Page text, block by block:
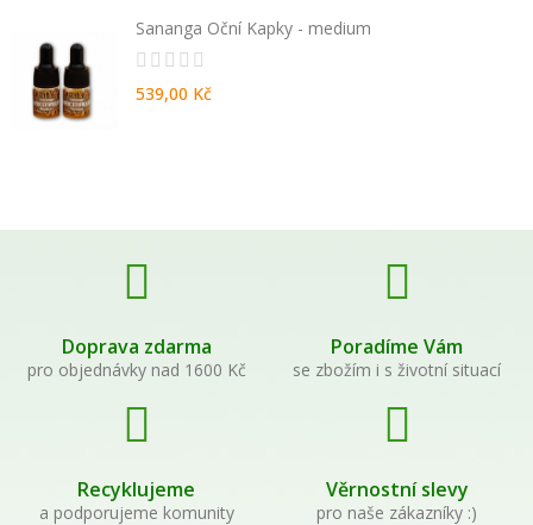
Sananga Oční Kapky - medium
539,00 Kč
Doprava zdarma
pro objednávky nad 1600 Kč
Poradíme Vám
se zbožím i s životní situací
Recyklujeme
a podporujeme komunity
Věrnostní slevy
pro naše zákazníky :)